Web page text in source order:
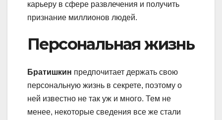
карьеру в сфере развлечения и получить
признание миллионов людей.
Персональная жизнь
Братишкин предпочитает держать свою
персональную жизнь в секрете, поэтому о
ней известно не так уж и много. Тем не
менее, некоторые сведения все же стали